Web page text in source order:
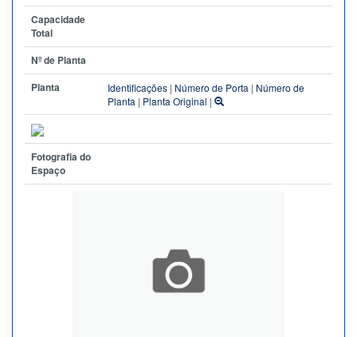
Capacidade
Total
Nº de Planta
Planta
Identificações | Número de Porta | Número de
Planta | Planta Original |
Fotografia do
Espaço